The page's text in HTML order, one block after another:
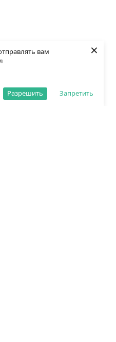
вам
Запретить
Разрешить
×